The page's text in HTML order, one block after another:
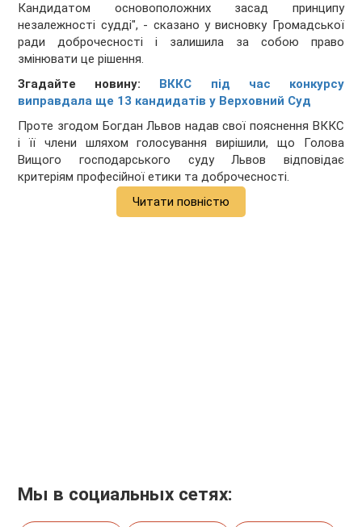
Кандидатом основоположних засад принципу
незалежності судді", - сказано у висновку Громадської
ради доброчесності і залишила за собою право
змінювати це рішення.
Згадайте новину: ВККС під час конкурсу
виправдала ще 13 кандидатів у Верховний Суд
Проте згодом Богдан Львов надав свої пояснення ВККС
і її члени шляхом голосування вирішили, що Голова
Вищого господарського суду Львов відповідає
критеріям професійної етики та доброчесності.
Читати повністю
Мы в социальных сетях: